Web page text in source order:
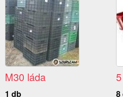
M30 láda
1 db 8